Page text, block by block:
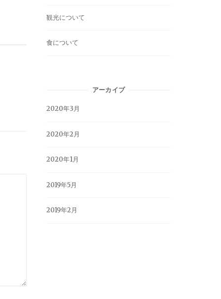
観光について
食について
アーカイブ
2020年3月
2020年2月
2020年1月
2019年5月
2019年2月